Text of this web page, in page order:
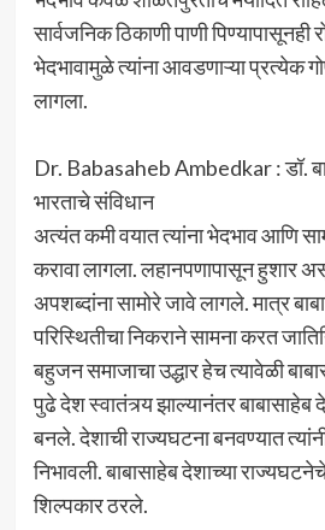
सार्वजनिक ठिकाणी पाणी
भेदभावामुळे त्यांना आवडणाऱ्या प्रत्येक
लागला.
Dr. Babasaheb Ambedkar : डॉ.
भारताचे संविधान
अत्यंत कमी वयात त्यांना भेदभाव आणि
करावा लागला. लहानपणापासून हुशार
अपशब्दांना सामोरे जावे लागले. मात्र
परिस्थितीचा निकराने सामना करत
बहुजन समाजाचा उद्धार हेच त्यावेळी
पुढे देश स्वातंत्र्य झाल्यानंतर बाबासाहेब
बनले. देशाची राज्यघटना बनवण्यात
निभावली. बाबासाहेब देशाच्या
शिल्पकार ठरले.